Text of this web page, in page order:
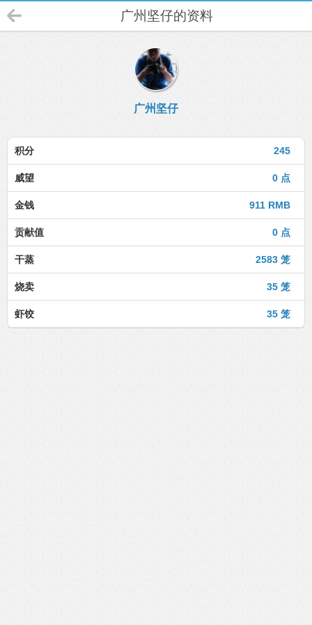
广州坚仔的资料
广州坚仔
245
积分
0 点
威望
911 RMB
金钱
0 点
贡献值
2583 笼
干蒸
35 笼
烧卖
35 笼
虾饺